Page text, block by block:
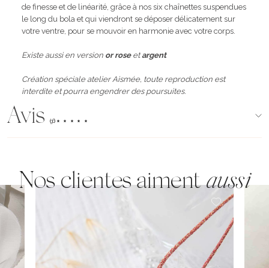
de finesse et de linéarité, grâce à nos six chaînettes suspendues
le long du bola et qui viendront se déposer délicatement sur
votre ventre, pour se mouvoir en harmonie avec votre corps.
Existe aussi en version or roseetargent
Création spéciale atelier Aismée, toute reproduction est
interdite et pourra engendrer des poursuites.
Avis (96)
Nos clientes aimentaussi